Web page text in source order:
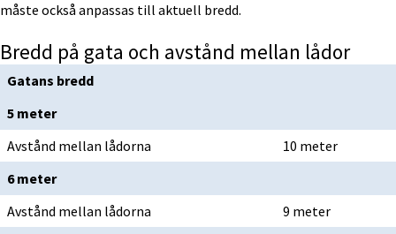
måste också anpassas till aktuell bredd.
Bredd på gata och avstånd mellan lådor
Gatans bredd
5 meter
Avstånd mellan lådorna
10 meter
6 meter
Avstånd mellan lådorna
9 meter